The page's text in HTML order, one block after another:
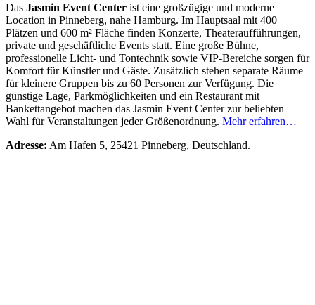
Das Jasmin Event Center ist eine großzügige und moderne
Location in Pinneberg, nahe Hamburg. Im Hauptsaal mit 400
Plätzen und 600 m² Fläche finden Konzerte, Theateraufführungen,
private und geschäftliche Events statt. Eine große Bühne,
professionelle Licht- und Tontechnik sowie VIP-Bereiche sorgen für
Komfort für Künstler und Gäste. Zusätzlich stehen separate Räume
für kleinere Gruppen bis zu 60 Personen zur Verfügung. Die
günstige Lage, Parkmöglichkeiten und ein Restaurant mit
Bankettangebot machen das Jasmin Event Center zur beliebten
Wahl für Veranstaltungen jeder Größenordnung. Mehr erfahren…
Adresse: Am Hafen 5, 25421 Pinneberg, Deutschland.